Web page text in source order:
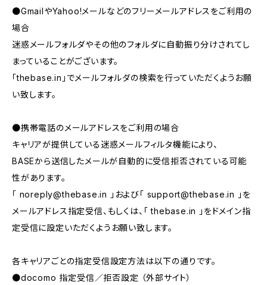
●GmailやYahoo!メールなどのフリーメールアドレスをご利用の
場合
迷惑メールフォルダやその他のフォルダに自動振り分けされてし
まっていることがございます。
「thebase.in」でメールフォルダの検索を行っていただくようお願
い致します。
●携帯電話のメールアドレスをご利用の場合
キャリアが提供している迷惑メールフィルタ機能により、
BASEから送信したメールが自動的に受信拒否されている可能
性があります。
「 noreply@thebase.in 」および「 support@thebase.in
」を
メールアドレス指定受信、もしくは、「 thebase.in 」をドメイン指
定受信に設定いただくようお願い致します。
各キャリアごとの指定受信設定方法は以下の通りです。
●docomo 指定受信／拒否設定 （外部サイト）